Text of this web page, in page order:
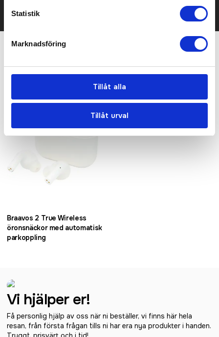
Statistik
Marknadsföring
Tillåt alla
Tillåt urval
Braavos 2 True Wireless
öronsnäckor med automatisk
parkoppling
Vi hjälper er!
Få personlig hjälp av oss när ni beställer, vi finns här hela
resan, från första frågan tills ni har era nya produkter i handen.